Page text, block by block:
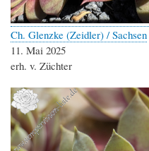
Ch. Glenzke (Zeidler) / Sachsen
11. Mai 2025
erh. v. Züchter